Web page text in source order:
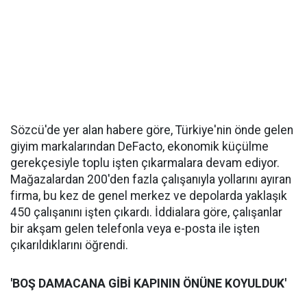
Sözcü'de yer alan habere göre, Türkiye'nin önde gelen
giyim markalarından DeFacto, ekonomik küçülme
gerekçesiyle toplu işten çıkarmalara devam ediyor.
Mağazalardan 200'den fazla çalışanıyla yollarını ayıran
firma, bu kez de genel merkez ve depolarda yaklaşık
450 çalışanını işten çıkardı. İddialara göre, çalışanlar
bir akşam gelen telefonla veya e-posta ile işten
çıkarıldıklarını öğrendi.
'BOŞ DAMACANA GİBİ KAPININ ÖNÜNE KOYULDUK'